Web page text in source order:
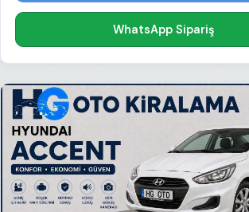
WhatsApp Sipariş